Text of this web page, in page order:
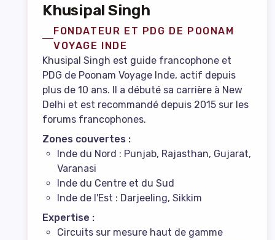
Khusipal Singh
FONDATEUR ET PDG DE POONAM
VOYAGE INDE
Khusipal Singh est guide francophone et
PDG de Poonam Voyage Inde, actif depuis
plus de 10 ans. Il a débuté sa carrière à New
Delhi et est recommandé depuis 2015 sur les
forums francophones.
Zones couvertes :
Inde du Nord : Punjab, Rajasthan, Gujarat,
Varanasi
Inde du Centre et du Sud
Inde de l'Est : Darjeeling, Sikkim
Expertise :
Circuits sur mesure haut de gamme